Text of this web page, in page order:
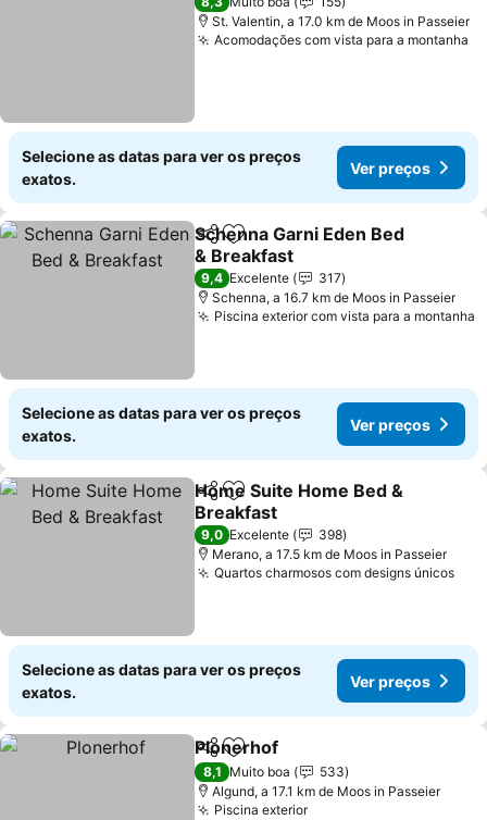
St. Valentin, a 17.0 km de Moos in Passeier
Acomodações com vista para a montanha
Selecione as datas para ver os preços
exatos.
Ver preços
PartilharAdicionar aos favoritos
Schenna Garni Eden Bed
& Breakfast
Ver preços
9,4 Excelente
317
Schenna, a 16.7 km de Moos in Passeier
Piscina exterior com vista para a montanha
Selecione as datas para ver os preços
exatos.
Ver preços
PartilharAdicionar aos favoritos
Home Suite Home Bed &
Breakfast
Ver preços
9,0 Excelente
398
Merano, a 17.5 km de Moos in Passeier
Quartos charmosos com designs únicosVer
Selecione as datas para ver os preços
exatos.
Ver preços
PartilharAdicionar aos favoritos
Plonerhof
8,1 Muito boa
533
Algund, a 17.1 km de Moos in Passeier
Piscina exteriorVer preços